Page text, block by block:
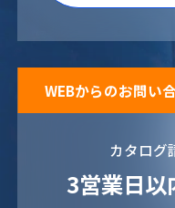
WEBからのお問い
カタログ
3営業日以